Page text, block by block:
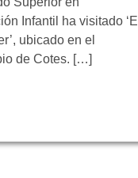
Infantil ha visitado ‘El
ubicado en el
de Cotes. […]